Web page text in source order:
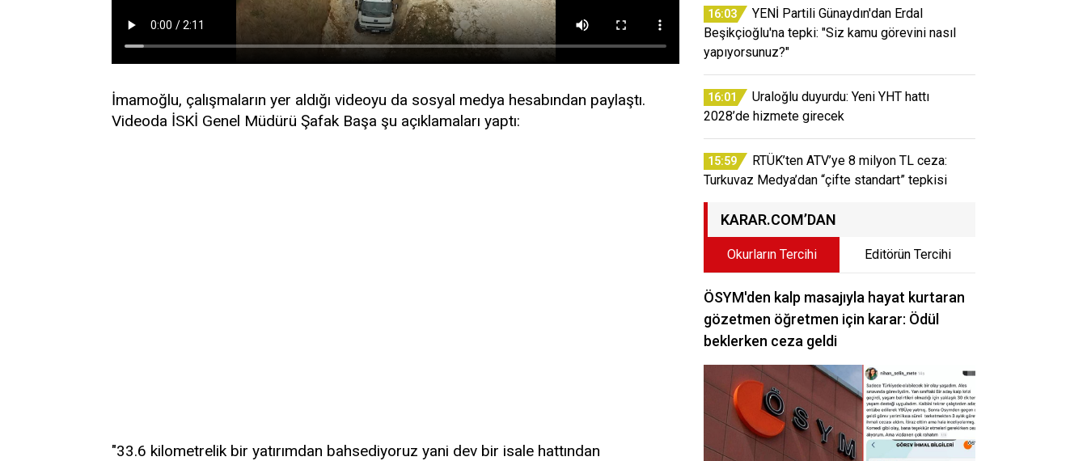
İmamoğlu, çalışmaların yer aldığı videoyu da sosyal medya hesabından paylaştı.
Videoda İSKİ Genel Müdürü Şafak Başa şu açıklamaları yaptı:
"33.6 kilometrelik bir yatırımdan bahsediyoruz yani dev bir isale hattından
16:03
YENİ Partili Günaydın'dan Erdal
Beşikçioğlu'na tepki: "Siz kamu görevini nasıl
yapıyorsunuz?"
16:01
Uraloğlu duyurdu: Yeni YHT hattı
2028’de hizmete girecek
15:59
RTÜK’ten ATV’ye 8 milyon TL ceza:
Turkuvaz Medya’dan “çifte standart” tepkisi
KARAR.COM’DAN
Okurların Tercihi Editörün Tercihi
ÖSYM'den kalp masajıyla hayat kurtaran
gözetmen öğretmen için karar: Ödül
beklerken ceza geldi